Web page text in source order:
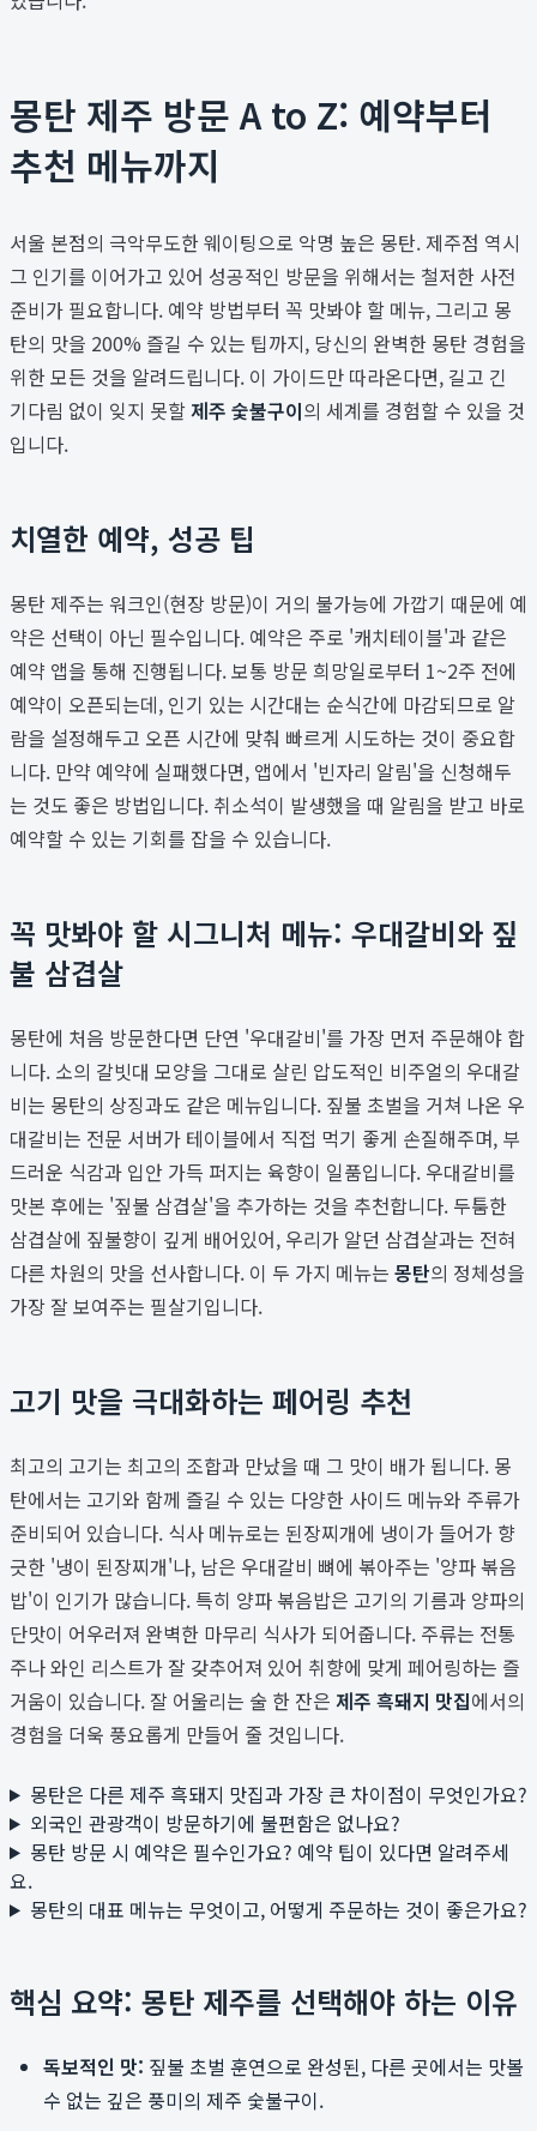
몽탄 제주 방문 A to Z: 예약부터
추천 메뉴까지
서울 본점의 극악무도한 웨이팅으로 악명 높은 몽탄. 제주점 역시
그 인기를 이어가고 있어 성공적인 방문을 위해서는 철저한 사전
준비가 필요합니다. 예약 방법부터 꼭 맛봐야 할 메뉴, 그리고 몽
탄의 맛을 200% 즐길 수 있는 팁까지, 당신의 완벽한 몽탄 경험을
위한 모든 것을 알려드립니다. 이 가이드만 따라온다면, 길고 긴
기다림 없이 잊지 못할제주 숯불구이의 세계를 경험할 수 있을 것
입니다.
치열한 예약, 성공 팁
몽탄 제주는 워크인(현장 방문)이 거의 불가능에 가깝기 때문에 예
약은 선택이 아닌 필수입니다. 예약은 주로 '캐치테이블'과 같은
예약 앱을 통해 진행됩니다. 보통 방문 희망일로부터 1~2주 전에
예약이 오픈되는데, 인기 있는 시간대는 순식간에 마감되므로 알
람을 설정해두고 오픈 시간에 맞춰 빠르게 시도하는 것이 중요합
니다. 만약 예약에 실패했다면, 앱에서 '빈자리 알림'을 신청해두
는 것도 좋은 방법입니다. 취소석이 발생했을 때 알림을 받고 바로
예약할 수 있는 기회를 잡을 수 있습니다.
꼭 맛봐야 할 시그니처 메뉴: 우대갈비와 짚
불 삼겹살
몽탄에 처음 방문한다면 단연 '우대갈비'를 가장 먼저 주문해야 합
니다. 소의 갈빗대 모양을 그대로 살린 압도적인 비주얼의 우대갈
비는 몽탄의 상징과도 같은 메뉴입니다. 짚불 초벌을 거쳐 나온 우
대갈비는 전문 서버가 테이블에서 직접 먹기 좋게 손질해주며, 부
드러운 식감과 입안 가득 퍼지는 육향이 일품입니다. 우대갈비를
맛본 후에는 '짚불 삼겹살'을 추가하는 것을 추천합니다. 두툼한
삼겹살에 짚불향이 깊게 배어있어, 우리가 알던 삼겹살과는 전혀
다른 차원의 맛을 선사합니다. 이 두 가지 메뉴는 몽탄의 정체성을
가장 잘 보여주는 필살기입니다.
고기 맛을 극대화하는 페어링 추천
최고의 고기는 최고의 조합과 만났을 때 그 맛이 배가 됩니다. 몽
탄에서는 고기와 함께 즐길 수 있는 다양한 사이드 메뉴와 주류가
준비되어 있습니다. 식사 메뉴로는 된장찌개에 냉이가 들어가 향
긋한 '냉이 된장찌개'나, 남은 우대갈비 뼈에 볶아주는 '양파 볶음
밥'이 인기가 많습니다. 특히 양파 볶음밥은 고기의 기름과 양파의
단맛이 어우러져 완벽한 마무리 식사가 되어줍니다. 주류는 전통
주나 와인 리스트가 잘 갖추어져 있어 취향에 맞게 페어링하는 즐
거움이 있습니다. 잘 어울리는 술 한 잔은 제주 흑돼지 맛집에서의
경험을 더욱 풍요롭게 만들어 줄 것입니다.
몽탄은 다른 제주 흑돼지 맛집과 가장 큰 차이점이 무엇인가요?
외국인 관광객이 방문하기에 불편함은 없나요?
몽탄 방문 시 예약은 필수인가요? 예약 팁이 있다면 알려주세
요.
몽탄의 대표 메뉴는 무엇이고, 어떻게 주문하는 것이 좋은가요?
핵심 요약: 몽탄 제주를 선택해야 하는 이유
독보적인 맛: 짚불 초벌 훈연으로 완성된, 다른 곳에서는 맛볼
수 없는 깊은 풍미의 제주 숯불구이.